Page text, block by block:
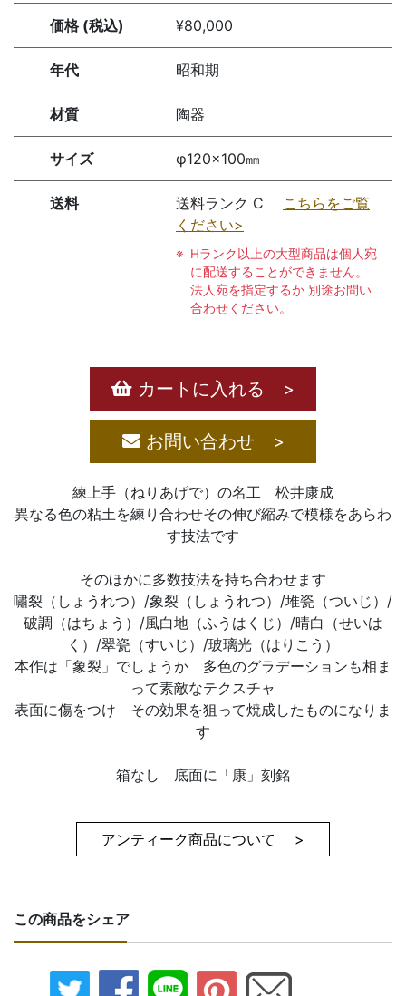
価格 (税込) ¥80,000
年代 昭和期
材質 陶器
サイズ φ120×100㎜
送料 送料ランク C こちらをご覧
ください>
Hランク以上の大型商品は個人宛
に配送することができません。
法人宛を指定するか 別途お問い
合わせください。
カートに入れる >
お問い合わせ >
練上手（ねりあげで）の名工 松井康成
異なる色の粘土を練り合わせその伸び縮みで模様をあらわ
す技法です
そのほかに多数技法を持ち合わせます
嘯裂（しょうれつ）/象裂（しょうれつ）/堆瓷（ついじ）/
破調（はちょう）/風白地（ふうはくじ）/晴白（せいは
く）/翠瓷（すいじ）/玻璃光（はりこう）
本作は「象裂」でしょうか 多色のグラデーションも相ま
って素敵なテクスチャ
表面に傷をつけ その効果を狙って焼成したものになりま
す
箱なし 底面に「康」刻銘
アンティーク商品について >
この商品をシェア